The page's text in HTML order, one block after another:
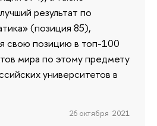
результат по
(позиция 85),
свою позицию в топ-100
мира по этому предмету
университетов в
26 октября 2021